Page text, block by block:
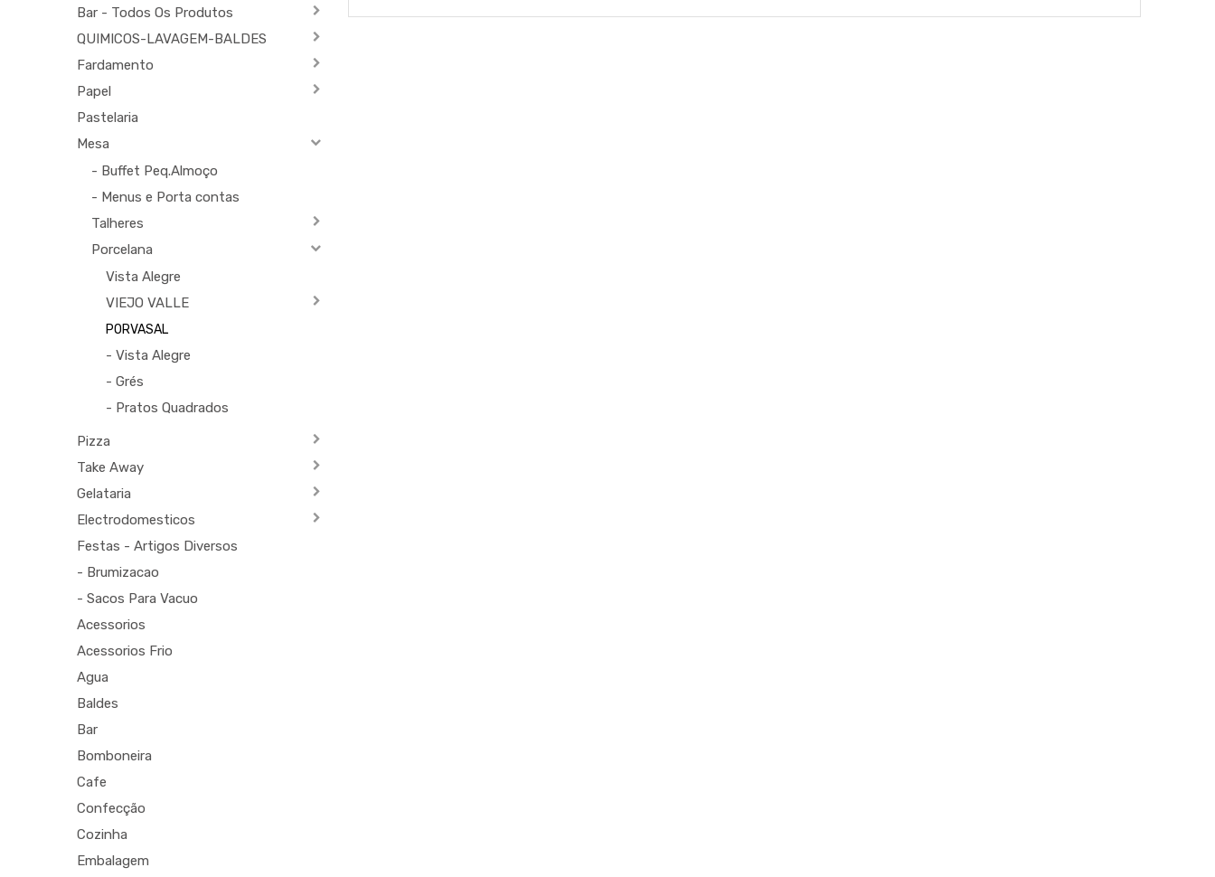
Bar - Todos Os Produtos
QUIMICOS-LAVAGEM-BALDES
Fardamento
Papel
Pastelaria
Mesa
- Buffet Peq.Almoço
- Menus e Porta contas
Talheres
Porcelana
Vista Alegre
VIEJO VALLE
PORVASAL
- Vista Alegre
- Grés
- Pratos Quadrados
Pizza
Take Away
Gelataria
Electrodomesticos
Festas - Artigos Diversos
- Brumizacao
- Sacos Para Vacuo
Acessorios
Acessorios Frio
Agua
Baldes
Bar
Bomboneira
Cafe
Confecção
Cozinha
Embalagem